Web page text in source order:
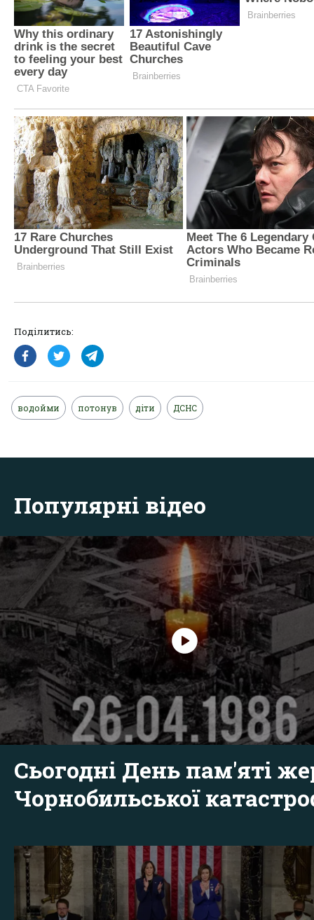
Поділитись:
водойми потонув діти ДСНС
Популярні відео
Сьогодні День пам'яті
Чорнобильської